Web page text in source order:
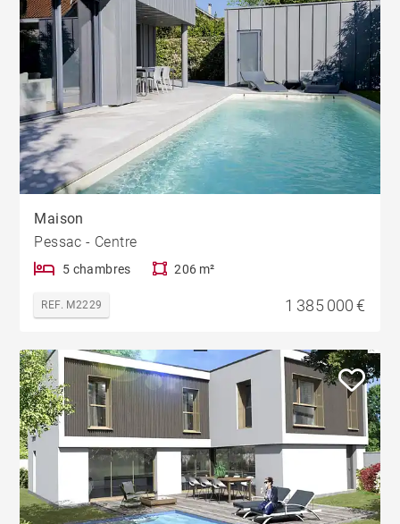
Maison
Pessac - Centre
5 chambres 206 m²
REF. M2229 1 385 000 €